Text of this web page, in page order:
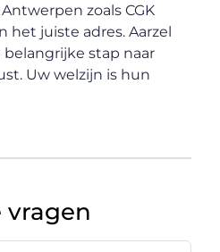
zoals CGK
het juiste adres. Aarzel
stap naar
Uw welzijn is hun
vragen